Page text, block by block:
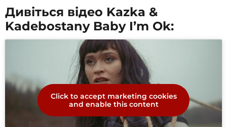
Дивіться відео Kazka &
Kadebostany Baby I’m Ok:
Click to accept marketing cookies
and enable this content